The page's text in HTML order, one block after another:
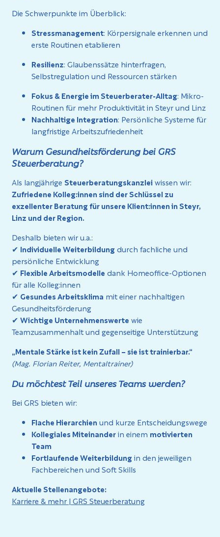
Die Schwerpunkte im Überblick:
Stressmanagement: Körpersignale erkennen und
erste Routinen etablieren
Resilienz: Glaubenssätze hinterfragen,
Selbstregulation und Ressourcen stärken
Fokus & Energie im Steuerberater-Alltag: Mikro-
Routinen für mehr Produktivität in Steyr und Linz
Nachhaltige Integration: Persönliche Systeme für
langfristige Arbeitszufriedenheit
Warum Gesundheitsförderung bei GRS
Steuerberatung?
Als langjährige Steuerberatungskanzleiwissen wir:
Zufriedene Kolleg:innen sind der Schlüssel zu
exzellenter Beratung für unsere Klient:innen in Steyr,
Linz und der Region.
Deshalb bieten wir u.a.:
✔ Individuelle Weiterbildungdurch fachliche und
persönliche Entwicklung
✔ Flexible Arbeitsmodelle dank Homeoffice-Optionen
für alle Kolleg:innen
✔ Gesundes Arbeitsklima mit einer nachhaltigen
Gesundheitsförderung
✔ Wichtige Unternehmenswerte wie
Teamzusammenhalt und gegenseitige Unterstützung
„Mentale Stärke ist kein Zufall – sie ist trainierbar.“
(Mag. Florian Reiter, Mentaltrainer)
Du möchtest Teil unseres Teams werden?
Bei GRS bieten wir:
Flache Hierarchienund kurze Entscheidungswege
Kollegiales Miteinanderin einem motivierten
Team
Fortlaufende Weiterbildungin den jeweiligen
Fachbereichen und Soft Skills
Aktuelle Stellenangebote:
Karriere & mehr | GRS Steuerberatung